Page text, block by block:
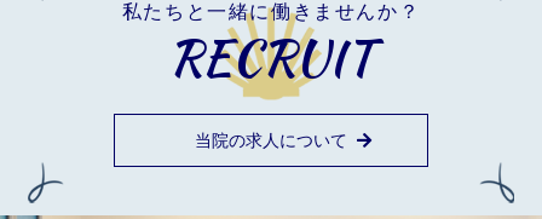
私たちと一緒に働きませんか？
RECRUIT
当院の求人について